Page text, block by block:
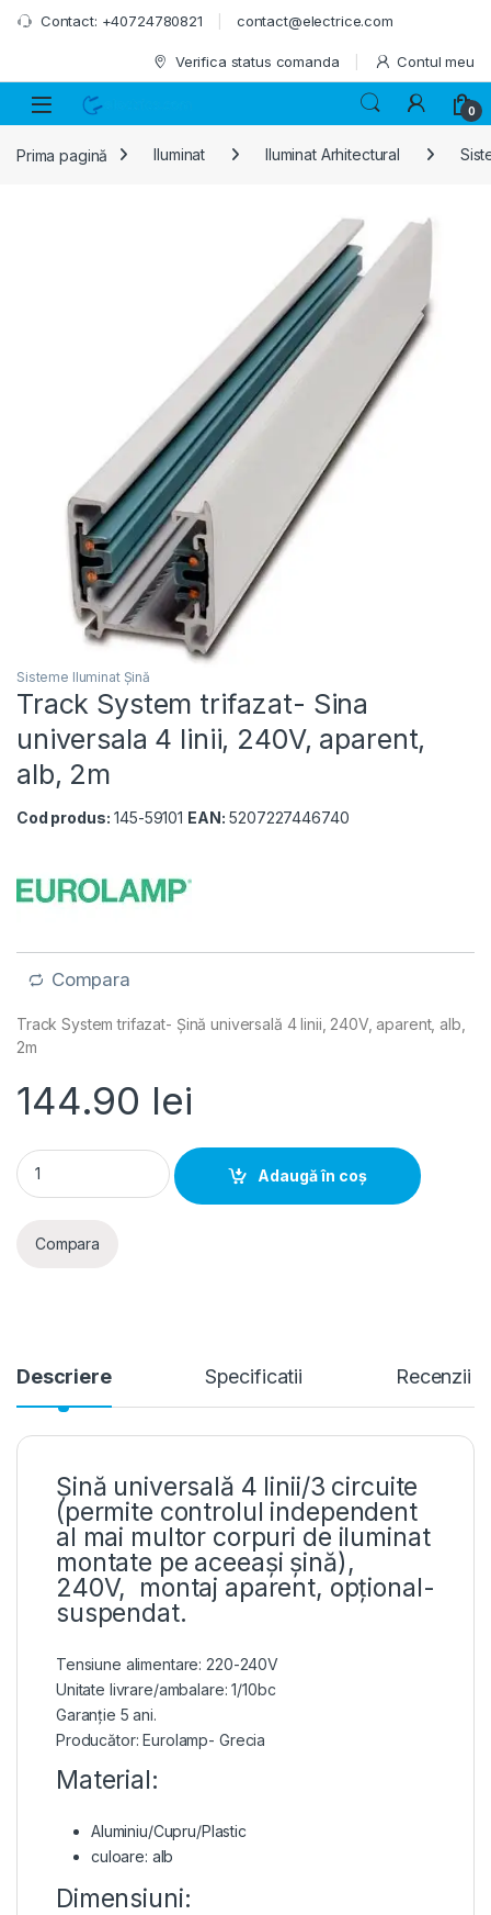
Skip to navigation
Skip to content
Contact: +40724780821 contact@electrice.com
Verifica status comanda Contul meu
0
Prima pagină Iluminat Iluminat Arhitectural
Sisteme Iluminat Șină
Track System trifazat- Sina
universala 4 linii, 240V, aparent,
alb, 2m
Cod produs: 145-59101 EAN: 5207227446740
Compara
Track System trifazat- Șină universală 4 linii, 240V, aparent, alb,
2m
144.90 lei
Track System trifazat- Sina universala 4 linii, 240V, aparent,
Adaugă în coș
Compara
Descriere Specificatii Recenzii
Șină universală 4 linii/3 circuite
(permite controlul independent
al mai multor corpuri de iluminat
montate pe aceeași șină),
240V, montaj aparent, opțional-
suspendat.
Tensiune alimentare: 220-240V
Unitate livrare/ambalare: 1/10bc
Garanție 5 ani.
Producător: Eurolamp- Grecia
Material:
Aluminiu/Cupru/Plastic
culoare: alb
Dimensiuni: